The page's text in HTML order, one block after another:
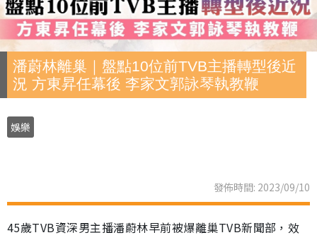
潘蔚林離巢｜盤點10位前TVB主播轉型後近
況 方東昇任幕後 李家文郭詠琴執教鞭
娛樂
發佈時間: 2023/09/10
45歲TVB資深男主播潘蔚林早前被爆離巢TVB新聞部，效